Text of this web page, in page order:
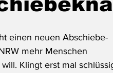
einen neuen Abschiebe-
mehr Menschen
Klingt erst mal